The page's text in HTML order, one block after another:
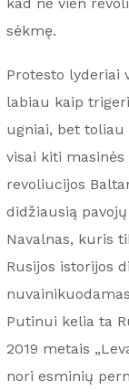
sėkmę.
Protesto lyderiai
labiau kaip
ugniai, bet
visai kiti
revoliucijos
didžiausią
Navalnas, kuris
Rusijos istorijos
Putinui kelia ta
2019 metais
nori esminių